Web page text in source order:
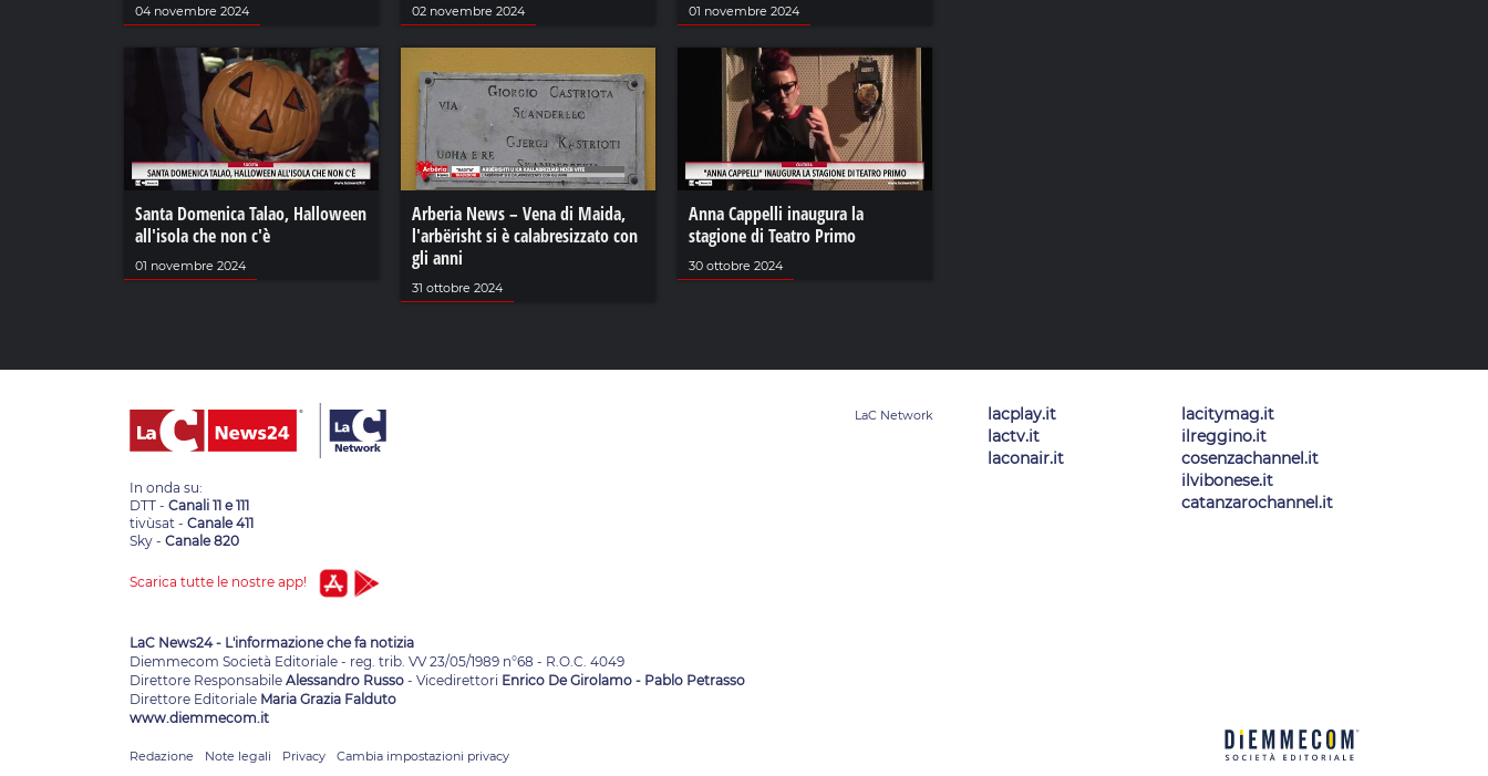
04 novembre 2024 02 novembre 2024 01 novembre 2024
Santa Domenica Talao, Halloween
all'isola che non c'è
01 novembre 2024
Arberia News – Vena di Maida,
l'arbërisht si è calabresizzato con
gli anni
31 ottobre 2024
Anna Cappelli inaugura la
stagione di Teatro Primo
30 ottobre 2024
In onda su:
DTT - Canali 11 e 111
tivùsat - Canale 411
Sky - Canale 820
Scarica tutte le nostre app!
lacplay.it
lactv.it
laconair.it
lacitymag.it
ilreggino.it
cosenzachannel.it
ilvibonese.it
catanzarochannel.it
LaC News24 - L'informazione che fa notizia
Diemmecom Società Editoriale - reg. trib. VV 23/05/1989 n°68 - R.O.C. 4049
Direttore Responsabile Alessandro Russo - Vicedirettori Enrico De Girolamo - Pablo Petrasso
Direttore Editoriale Maria Grazia Falduto
www.diemmecom.it
Redazione Note legali Privacy Cambia impostazioni privacy